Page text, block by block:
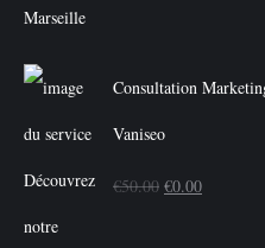
Consultation
Vaniseo
€50.00 Le
€0.00Le